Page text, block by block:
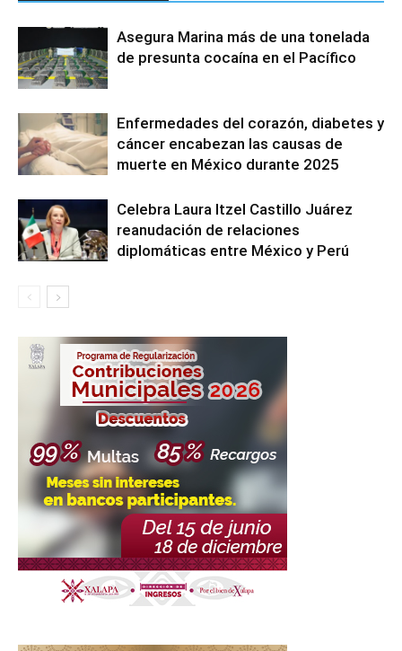
Asegura Marina más de una tonelada
de presunta cocaína en el Pacífico
Enfermedades del corazón, diabetes y
cáncer encabezan las causas de
muerte en México durante 2025
Celebra Laura Itzel Castillo Juárez
reanudación de relaciones
diplomáticas entre México y Perú